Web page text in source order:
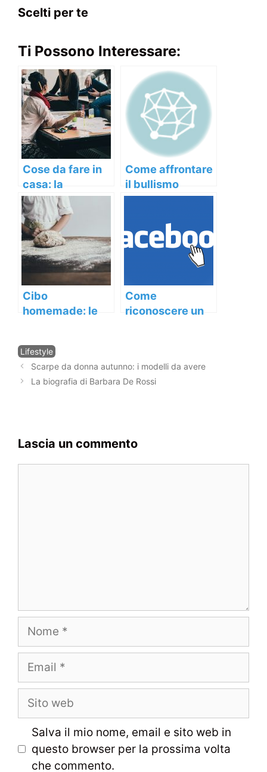
Scelti per te
Ti Possono Interessare:
Cose da fare in
casa: la
semplicità
ritorna sempre
Come affrontare
il bullismo
Cibo
homemade: le
tornando
Come
riconoscere un
Categorie
Lifestyle
Navigazione
articolo
Scarpe da donna autunno: i modelli da avere
La biografia di Barbara De Rossi
Lascia un commento
Nome
Email
Sito
Salva il mio nome, email e sito web in
questo browser per la prossima volta
che commento.